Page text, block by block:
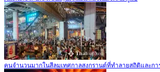
คนจำนวนมากในสีลมเทศกาลสงกรานต์ที่ทำลายสถิติและกา